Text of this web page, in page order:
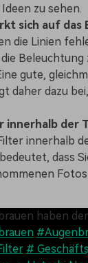
zu sehen.
sich auf das
die Linien
Beleuchtung
gute,
daher dazu
innerhalb der
innerhalb
dass
haben
#